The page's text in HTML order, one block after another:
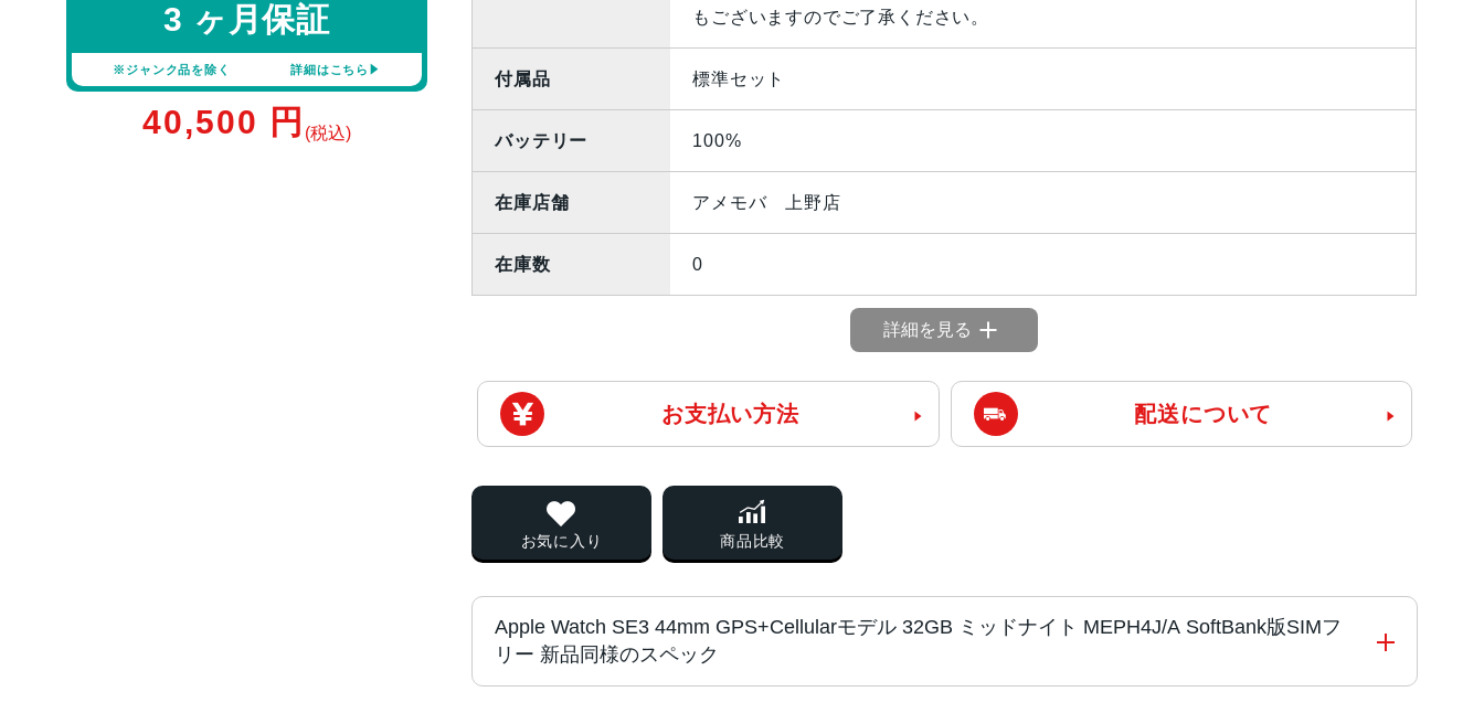
3 ヶ月保証
※ジャンク品を除く 詳細はこちら
40,500 円 (税込)
もございますのでご了承ください。
付属品 標準セット
バッテリー 100%
在庫店舗 アメモバ 上野店
在庫数 0
詳細を見る
お支払い方法 配送について
お気に入り 商品比較
Apple Watch SE3 44mm GPS+Cellularモデル 32GB ミッドナイト MEPH4J/A SoftBank版SIMフ
リー 新品同様のスペック